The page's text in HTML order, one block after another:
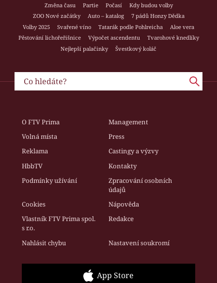
Změna času
Partie Počasí
Kdy budou volby
ZOO Nové začátky
Auto – katalog
7 pádů Honzy Dědka
Volby 2025
Svařené víno Tatarák podle Pohlreicha
Aloe vera
Pěstování lichořeřišnice
Výpočet ascendentu
Tvarohové knedlíky
Nejlepší palačinky
Švestkový koláč
O FTV Prima
Management
Volná místa
Press
Reklama
Castingy a výzvy
HbbTV
Kontakty
Podmínky užívání
Zpracování osobních
údajů
Cookies
Nápověda
Vlastník FTV Prima spol.
s r.o.
Redakce
Nahlásit chybu Nastavení soukromí
App Store